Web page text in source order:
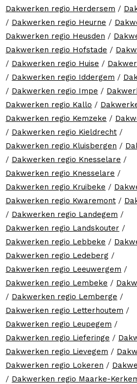
Dakwerken regio Herdersem /
/ Dakwerken regio Heurne /
Dakwerken regio Heusden /
Dakwerken regio Hofstade /
/ Dakwerken regio Huise /
/ Dakwerken regio Iddergem /
/ Dakwerken regio Impe /
Dakwerken regio Kallo /
Dakwerken regio Kemzeke /
/ Dakwerken regio Kieldrecht /
Dakwerken regio Kluisbergen /
/ Dakwerken regio Knesselare /
Dakwerken regio Knesselare /
Dakwerken regio Kruibeke /
Dakwerken regio Kwaremont /
/ Dakwerken regio Landegem /
Dakwerken regio Landskouter /
Dakwerken regio Lebbeke /
Dakwerken regio Ledeberg /
Dakwerken regio Leeuwergem /
Dakwerken regio Lembeke /
/ Dakwerken regio Lemberge /
Dakwerken regio Letterhoutem /
Dakwerken regio Leupegem /
Dakwerken regio Lieferinge /
Dakwerken regio Lievegem /
Dakwerken regio Lokeren /
/ Dakwerken regio Maarke-